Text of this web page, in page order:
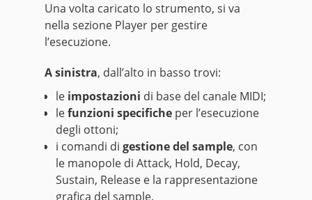
Una volta caricato lo strumento, si va
nella sezione Player per gestire
l’esecuzione.
A sinistra, dall’alto in basso trovi:
le impostazioni di base del canale MIDI;
lefunzioni specifiche per l’esecuzione
degli ottoni;
i comandi di gestione del sample, con
le manopole di Attack, Hold, Decay,
Sustain, Release e la rappresentazione
grafica del sample.